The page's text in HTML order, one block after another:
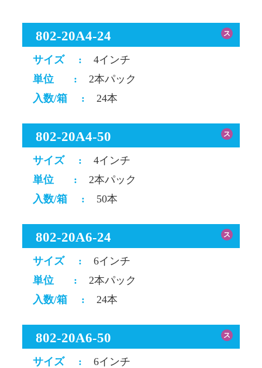
802-20A4-24 ス
サイズ :
4インチ
単位
:
2本パック
入数/箱
: 24本
802-20A4-50 ス
サイズ :
4インチ
単位
:
2本パック
入数/箱
: 50本
802-20A6-24 ス
サイズ :
6インチ
単位
:
2本パック
入数/箱
: 24本
802-20A6-50 ス
サイズ : 6インチ